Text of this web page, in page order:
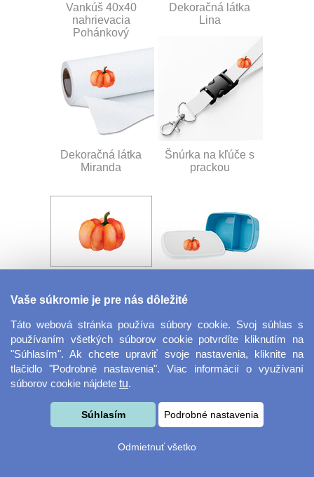
Vankúš 40x40
nahrievacia
Pohánkový
Dekoračná látka
Lina
Dekoračná látka
Miranda
Šnúrka na kľúče s
prackou
Velkoformátová
Desiatový box
Kovový dávkovač na
Obrus ​​125 x 75 cm
Vaše súkromie je pre nás dôležité
Táto webová stránka používa súbory cookie. Svoj súhlas s
používaním všetkých súborov cookie potvrdíte kliknutím na
"Súhlasím". Ak chcete upraviť svoje nastavenia, kliknite na
tlačidlo "Podrobné nastavenia". Viac informácií o využívaní
súborov cookie nájdete tu.
Súhlasím Podrobné nastavenia
Odmietnuť všetko